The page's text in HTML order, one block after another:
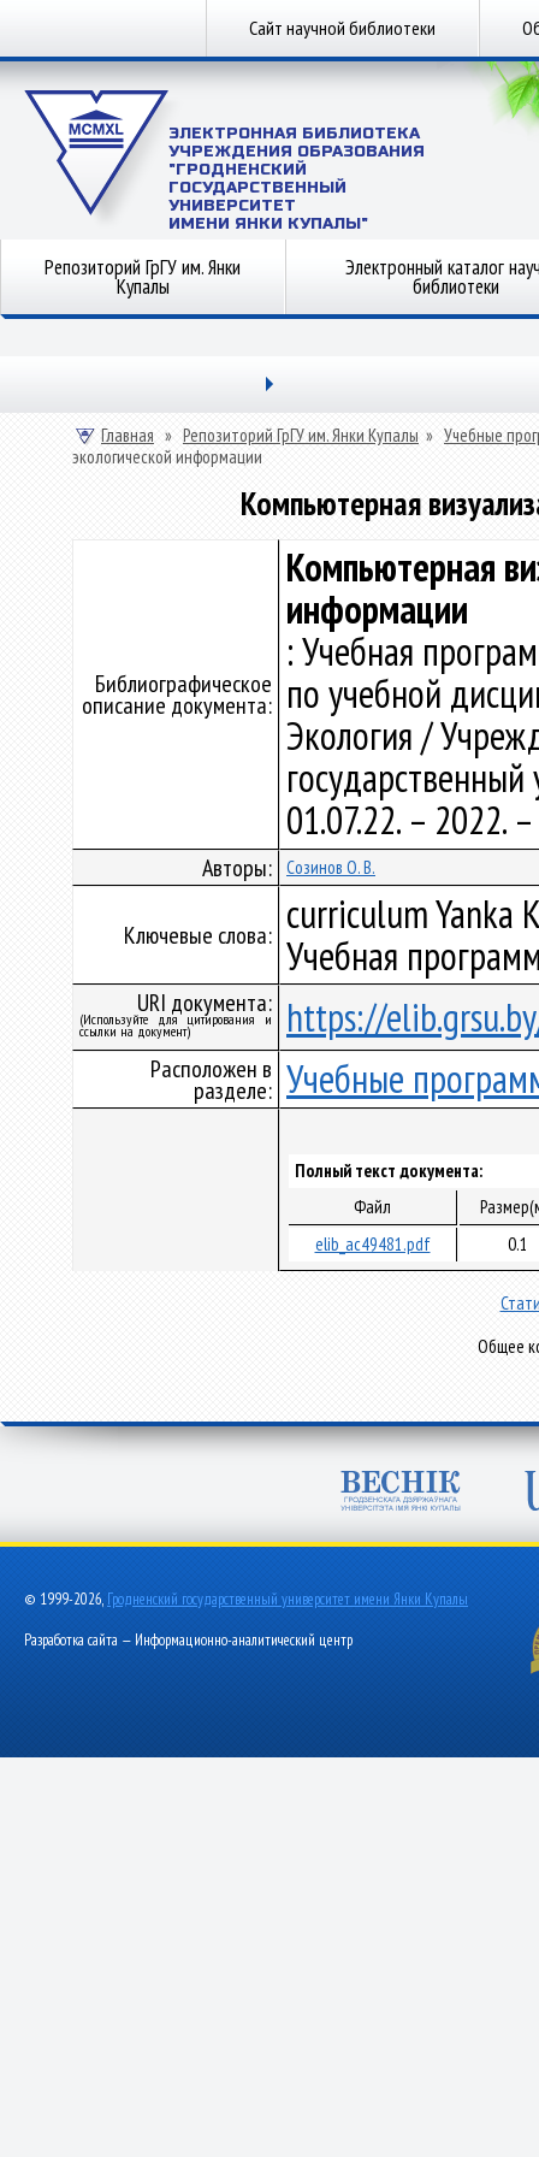
Сайт научной библиотеки
ЭЛЕКТРОННАЯ БИБЛИОТЕКА
УЧРЕЖДЕНИЯ ОБРАЗОВАНИЯ
"ГРОДНЕНСКИЙ
ГОСУДАРСТВЕННЫЙ
УНИВЕРСИТЕТ
ИМЕНИ ЯНКИ КУПАЛЫ"
Репозиторий ГрГУ им. Янки
Купалы
Электронный каталог
библиотеки
Главная » Репозиторий ГрГУ им. Янки Купалы » Учебные
экологической информации
Компьютерная
Библиографическое
описание документа:
Компьютерная
информации
: Учебная
по учебной
Экология /
01.07.22. – 2022.
Авторы: Созинов О. В.
Ключевые слова: curriculum Yanka
Учебная
URI документа:
(Используйте для цитирования и
ссылки на документ) https://
Расположен в
разделе: Учебные
Полный текст документа:
Файл
elib_ac49481.pdf
0.1
Общее
© 1999-2026, Гродненский государственный университет имени Янки Купалы
Разработка сайта — Информационно-аналитический центр